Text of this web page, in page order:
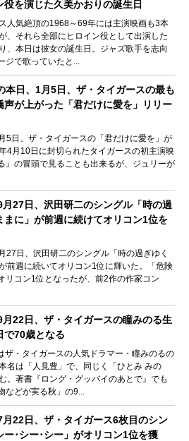
役を演じた久美かおりの誕生日
人気絶頂の1968～69年には主演映画も3本
、それら全部にヒロイン役として出演した
、本日は彼女の誕生日。ジャズ歌手を志向
ジで歌っていたと...
本日、1月5日、ザ・タイガースの最も
声が上がった「君だけに愛を」リリー
5日、ザ・タイガースの「君だけに愛を」が
4月10日に封切られたタイガースの初主演映
』の冒頭で見ることも出来るが、ジュリーが
月27日、沢田研二のシングル「時の過
まに」が前週に続けてオリコン1位を
27日、沢田研二のシングル「時の過ぎゆく
前週に続いてオリコン1位に輝いた。「危険
リコン1位となったが、前2作の作家コン
月22日、ザ・タイガースの瞳みのる生
で70歳となる
ザ・タイガースの人気ドラマー・瞳みのるの
名は「人見豊」で、同じく「ひとみ みの
。著書『ロング・グッバイのあとで』でも
などが実る秋」の9...
月22日、ザ・タイガース6枚目のシン
ー･シー･シー」がオリコン1位を獲